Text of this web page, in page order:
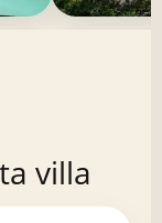
villa